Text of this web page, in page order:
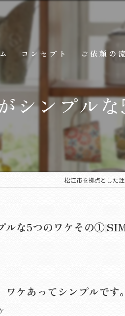
コンセプト ご依頼の
がシンプ
松江市を拠点とした
ルな5つのワケその
ケあってシンプルです。